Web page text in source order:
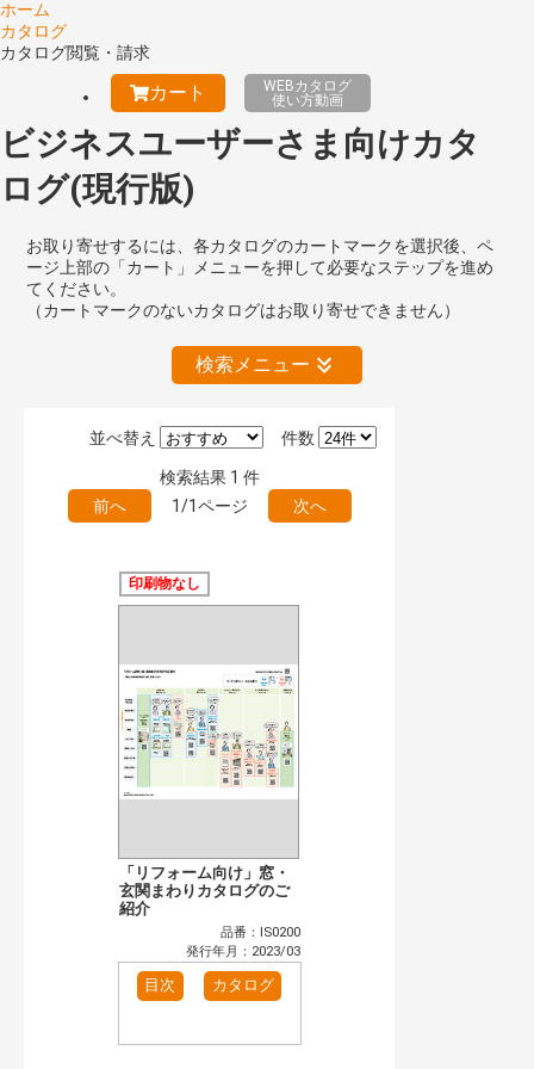
ホーム
カタログ
カタログ閲覧・請求
カート
WEBカタログ
使い方動画
ビジネスユーザーさま向けカタ
ログ(現行版)
お取り寄せするには、各カタログのカートマークを選択後、ペ
ージ上部の「カート」メニューを押して必要なステップを進め
てください。
（カートマークのないカタログはお取り寄せできません）
検索メニュー
絞り込みの解除
キーワード検索（あいまい）
おすすめハッシュタグ
まずはここから（4）
施工イメージ・アイデア集（1）
リフォームおすすめ（14）
省エネ住宅関連（3）
補助金・優遇制度を知る（2）
カタログ一覧＆使い方（1）
窓・シャッター（1）
インテリア建材（1）
エクステリア（1）
タイル建材（1）
水まわり（2）
水栓金具（1）
ビル・マンション・店舗（1）
各種施設用設備機器（1）
件数
並べ替え
検索結果 1 件
前へ
1/1ページ 次へ
印刷物なし
「リフォーム向け」窓・
玄関まわりカタログのご
紹介
品番：IS0200
発行年月：2023/03
目次 カタログ